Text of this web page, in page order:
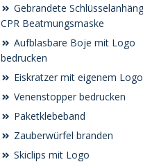
Gebrandete
CPR Beatmungsmaske
Aufblasbare Boje mit Logo
bedrucken
Eiskratzer mit eigenem Logo
Venenstopper bedrucken
Paketklebeband
Zauberwürfel branden
Skiclips mit Logo